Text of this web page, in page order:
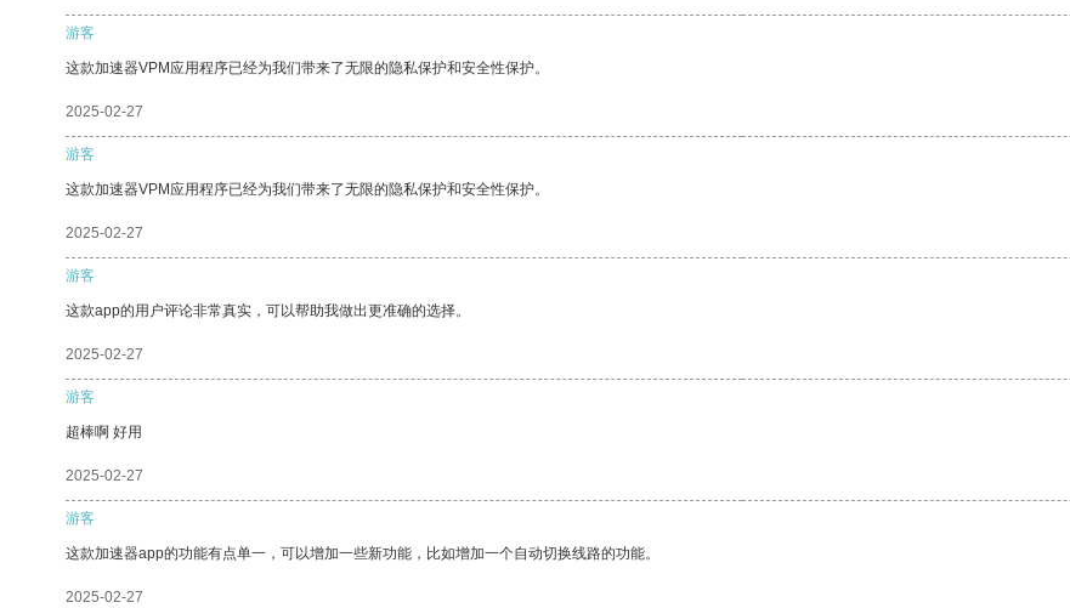
游客
这款加速器VPM应用程序已经为我们带来了无限的隐私保护和安全性保护。
2025-02-27
游客
这款加速器VPM应用程序已经为我们带来了无限的隐私保护和安全性保护。
2025-02-27
游客
这款app的用户评论非常真实，可以帮助我做出更准确的选择。
2025-02-27
游客
超棒啊 好用
2025-02-27
游客
这款加速器app的功能有点单一，可以增加一些新功能，比如增加一个自动切换线路的功能。
2025-02-27